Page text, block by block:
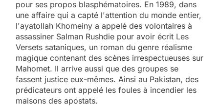
pour ses propos blasphématoires. En 1989, dans
une affaire qui a capté l'attention du monde entier,
l'ayatollah Khomeiny a appelé des volontaires à
assassiner Salman Rushdie pour avoir écrit Les
Versets sataniques, un roman du genre réalisme
magique contenant des scènes irrespectueuses sur
Mahomet. Il arrive aussi que des groupes se
fassent justice eux-mêmes. Ainsi au Pakistan, des
prédicateurs ont appelé les foules à incendier les
maisons des apostats.